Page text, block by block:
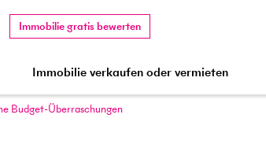
Immobilie gratis bewerten
Immobilie verkaufen oder vermieten
Budget-Überraschungen